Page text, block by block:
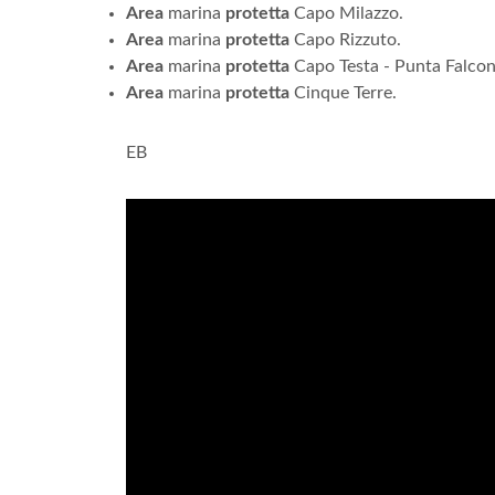
Area marina protetta Capo Milazzo.
Area marina protetta Capo Rizzuto.
Area marina protetta Capo Testa - Punta
Area marina protetta Cinque Terre.
EB